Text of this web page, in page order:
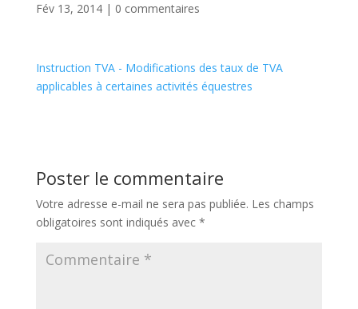
Fév 13, 2014| 0 commentaires
Instruction TVA - Modifications des taux de TVA
applicables à certaines activités équestres
Poster le commentaire
Votre adresse e-mail ne sera pas publiée. Les champs
obligatoires sont indiqués avec *